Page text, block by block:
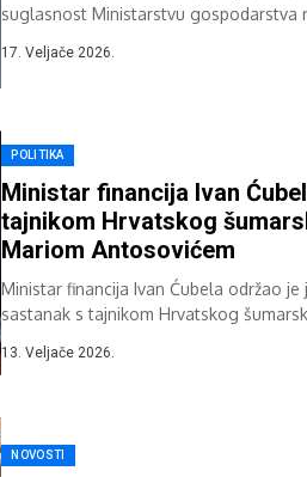
suglasnost Ministarstvu gospodarstva
17. Veljače 2026.
POLITIKA
Ministar financija Ivan
tajnikom Hrvatskog
Mariom Antosovićem
Ministar financija Ivan Ćubela održao
sastanak s tajnikom Hrvatskog
13. Veljače 2026.
NOVOSTI